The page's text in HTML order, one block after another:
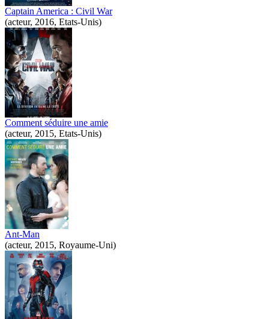
Captain America : Civil War
(acteur, 2016, Etats-Unis)
Comment séduire une amie
(acteur, 2015, Etats-Unis)
Ant-Man
(acteur, 2015, Royaume-Uni)